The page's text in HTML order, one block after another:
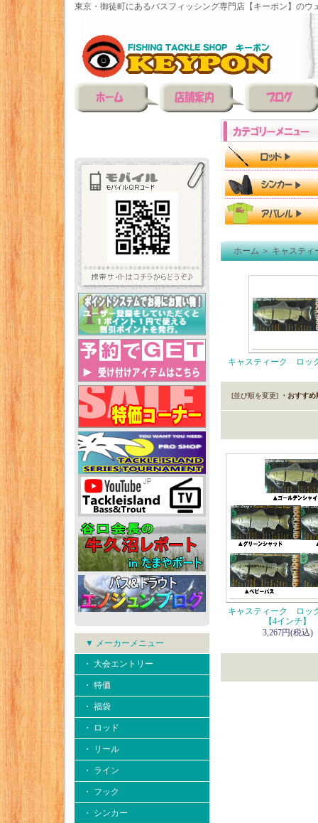
東京・御徒町にあるバスフィッシング専門店【キーポン】のウ
▼ メーカーメニュー
・ 大会エントリー
・ 特価
・ 福袋
・ ロッド
・ リール
・ ライン
・ フック
・ シンカー
ホーム＞キャスティ
キャスティーク ロッ
[並び順を変更] ・おすすめ
キャスティーク ロッ
【4インチ】
3,267円(税込)